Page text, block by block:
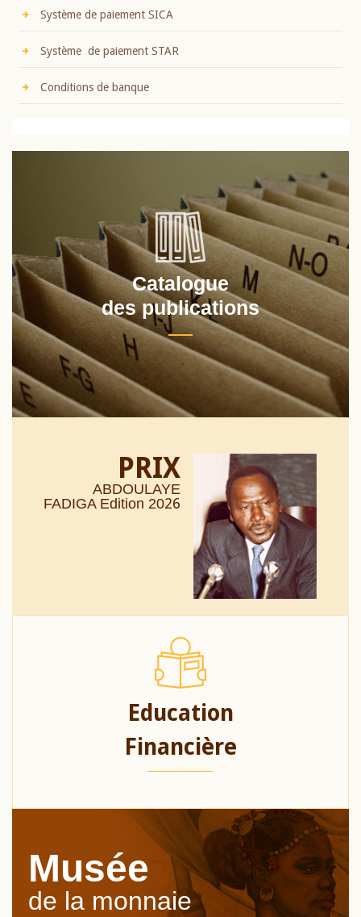
Système de paiement SICA
Système de paiement STAR
Conditions de banque
Catalogue
des publications
PRIX
ABDOULAYE
FADIGA Edition 2026
Education
Financière
Musée
de la monnaie